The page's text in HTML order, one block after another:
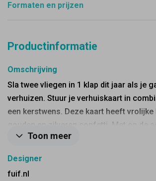
Formaten en prijzen
Productinformatie
Omschrijving
Sla twee vliegen in 1 klap dit jaar als je
verhuizen. Stuur je verhuiskaart in
een kerstwens. Deze kaart heeft vrolijke
gouden en zilveren confetti. Met op de
heel subtiel een rendier. Past leuk bij een
Toon meer
Designer
fuif.nl